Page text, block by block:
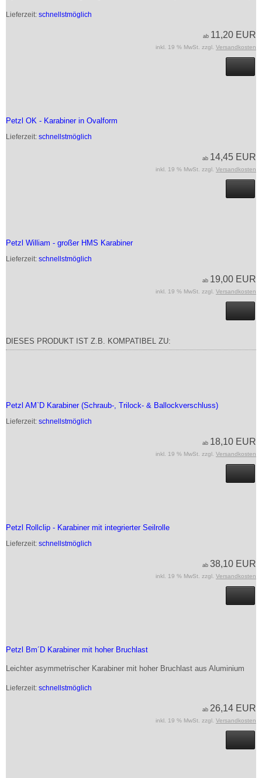
Lieferzeit: schnellstmöglich
ab 11,20 EUR
inkl. 19 % MwSt. zzgl. Versandkosten
Petzl OK - Karabiner in Ovalform
Lieferzeit: schnellstmöglich
ab 14,45 EUR
inkl. 19 % MwSt. zzgl. Versandkosten
Petzl William - großer HMS Karabiner
Lieferzeit: schnellstmöglich
ab 19,00 EUR
inkl. 19 % MwSt. zzgl. Versandkosten
DIESES PRODUKT IST Z.B. KOMPATIBEL ZU:
Petzl AM`D Karabiner (Schraub-, Trilock- & Ballockverschluss)
Lieferzeit: schnellstmöglich
ab 18,10 EUR
inkl. 19 % MwSt. zzgl. Versandkosten
Petzl Rollclip - Karabiner mit integrierter Seilrolle
Lieferzeit: schnellstmöglich
ab 38,10 EUR
inkl. 19 % MwSt. zzgl. Versandkosten
Petzl Bm´D Karabiner mit hoher Bruchlast
Leichter asymmetrischer Karabiner mit hoher Bruchlast aus Aluminium
Lieferzeit: schnellstmöglich
ab 26,14 EUR
inkl. 19 % MwSt. zzgl. Versandkosten